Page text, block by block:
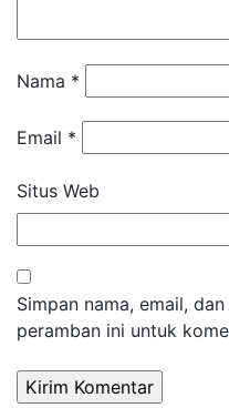
Nama *
Email *
Situs Web
Simpan nama, email,
peramban ini untuk